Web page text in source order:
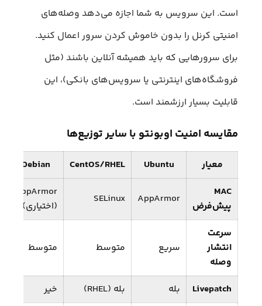
است. این سرویس به شما اجازه می‌دهد وصله‌های
امنیتی کرنل را بدون خاموش کردن سرور اعمال کنید.
برای سرورهایی که باید همیشه آنلاین باشند (مثل
فروشگاه‌های اینترنتی یا سرویس‌های بانکی)، این
قابلیت بسیار ارزشمند است.
مقایسه امنیت اوبونتو با سایر توزیع‌ها
معیار Ubuntu
CentOS/RHEL
Debian
MAC
پیش‌فرض
AppArmor
SELinux
AppArmor
(اختیاری)
سرعت
انتشار
وصله
سریع متوسط متوسط
Livepatch بله بله (RHEL)
خیر